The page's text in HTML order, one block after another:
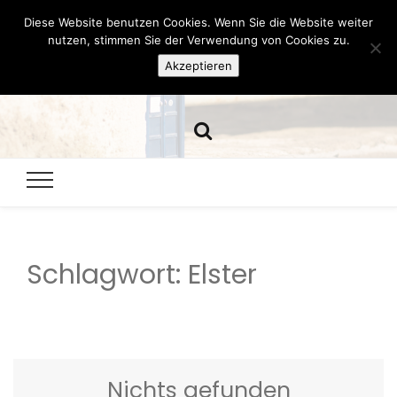
Hazamelistan
Schlagwort: Elster
Nichts gefunden
Diese Website benutzen Cookies. Wenn Sie die Website weiter
nutzen, stimmen Sie der Verwendung von Cookies zu.
Akzeptieren